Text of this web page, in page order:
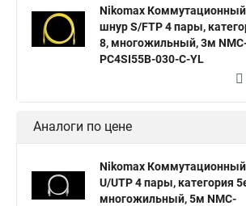
Nikomax Коммутационный
шнур S/FTP 4 пары,
8, многожильный, 3м
PC4SI55B-030-C-YL
Аналоги по цене
Nikomax
U/UTP 4 пары, категория
многожильный, 5м NMC-